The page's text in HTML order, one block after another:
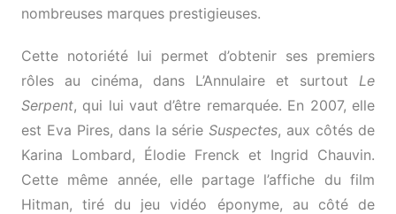
nombreuses marques prestigieuses.
Cette notoriété lui permet d’obtenir ses premiers
rôles au cinéma, dans L’Annulaire et surtout Le
Serpent, qui lui vaut d’être remarquée. En 2007, elle
est Eva Pires, dans la sérieSuspectes, aux côtés de
Karina Lombard, Élodie Frenck et Ingrid Chauvin.
Cette même année, elle partage l’affiche du film
Hitman, tiré du jeu vidéo éponyme, au côté de